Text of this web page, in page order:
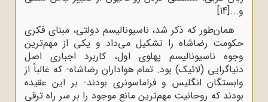
و...[14]
همان‌طور که ذکر شد، ناسیونالیسم دولتی، مبنای فکری
حکومت رضاشاه را تشکیل می‌داد و یکی از مهم‌ترین
وجوه ناسیونالیسم پهلوی اول، کاربرد اجباری اصل
دنیاگرایی (لائیک) بود. تمام هواداران رضاشاه- که غالباً از
وابستگان انگلیس و فراماسونری بودند- بر این عقیده
بودند که روحانیت مهم‌ترین مانع موجود را بر سر راه ترقی